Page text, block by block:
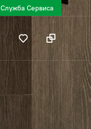
Служба Сервиса